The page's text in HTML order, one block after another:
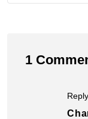
1
Reply